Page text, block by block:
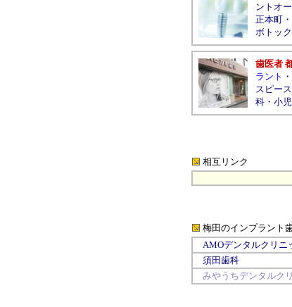
ントオ
正本町 ・
ボトッ
歯医者
ラント ・
スピー
科 ・ 小
相互リンク
梅田のインプラント
AMOデンタルクリニ
須田歯科
みやうちデンタルク